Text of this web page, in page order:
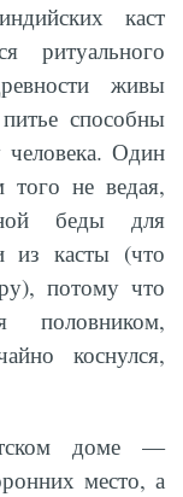
каст
ритуального
живы
способны
человека. Один
того не ведая,
беды для
из касты (что
потому что
половником,
коснулся,
доме —
место, а